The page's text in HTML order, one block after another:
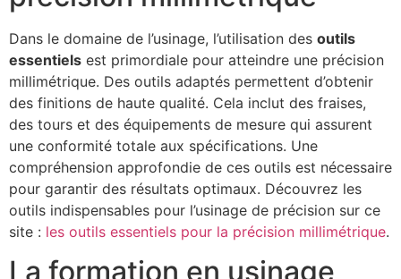
Dans le domaine de l’usinage, l’utilisation des outils
essentiels est primordiale pour atteindre une précision
millimétrique. Des outils adaptés permettent d’obtenir
des finitions de haute qualité. Cela inclut des fraises,
des tours et des équipements de mesure qui assurent
une conformité totale aux spécifications. Une
compréhension approfondie de ces outils est nécessaire
pour garantir des résultats optimaux. Découvrez les
outils indispensables pour l’usinage de précision sur ce
site : les outils essentiels pour la précision millimétrique.
La formation en usinage